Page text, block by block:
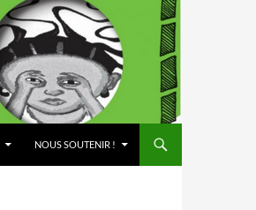
NOUS SOUTENIR !